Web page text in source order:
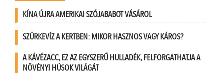
KÍNA ÚJRA AMERIKAI SZÓJABABOT VÁSÁROL
SZÜRKEVÍZ A KERTBEN: MIKOR HASZNOS VAGY KÁROS?
A KÁVÉZACC, EZ AZ EGYSZERŰ HULLADÉK, FELFORGATHATJA A
NÖVÉNYI HÚSOK VILÁGÁT